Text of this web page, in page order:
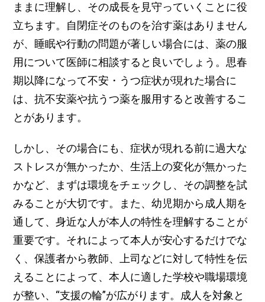
ままに理解し、その成長を見守っていくことに役
立ちます。自閉症そのものを治す薬はありません
が、睡眠や行動の問題が著しい場合には、薬の服
用について医師に相談すると良いでしょう。思春
期以降になって不安・うつ症状が現れた場合に
は、抗不安薬や抗うつ薬を服用すると改善するこ
とがあります。
しかし、その場合にも、症状が現れる前に過大な
ストレスが無かったか、生活上の変化が無かった
かなど、まずは環境をチェックし、その調整を試
みることが大切です。また、幼児期から成人期を
通して、身近な人が本人の特性を理解することが
重要です。それによって本人が安心するだけでな
く、保護者から教師、上司などに対して特性を伝
えることによって、本人に適した学校や職場環境
が整い、“支援の輪”が広がります。成人を対象と